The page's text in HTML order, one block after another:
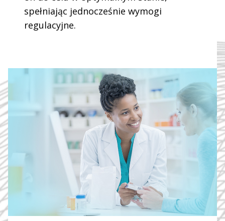
spełniając jednocześnie wymogi
regulacyjne.